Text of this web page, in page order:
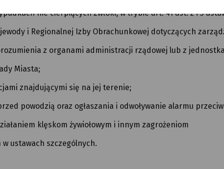
nie cierpiących zwłoki, w trybie art. 41 ust. 2 i 3
i Regionalnej Izby Obrachunkowej dotyczących
z organami administracji rządowej lub z
Miasta;
znajdującymi się na jej terenie;
powodzią oraz ogłaszania i odwoływanie alarmu
klęskom żywiołowym i innym zagrożeniom
ustawach szczególnych.